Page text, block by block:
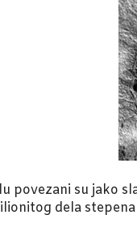
povezani su jako
dela